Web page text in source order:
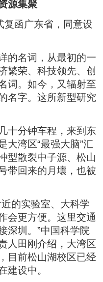
源集聚
函广东省，同意设
名词，从最初的一
繁荣、科技领先、创
词。如今，又辐射至
名字。这所新型研究
分钟车程，来到东
大湾区“最强大脑”汇
型散裂中子源、松山
回来的月壤，也被
的实验室、大科学
会更方便。这里交通
深圳。”中国科学院
人田刚介绍，大湾区
目前松山湖校区已经
建设中。